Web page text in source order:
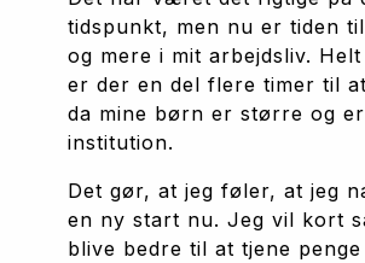
tidspunkt, men nu er tiden
og mere i mit arbejdsliv.
er der en del flere timer til
da mine børn er større og
institution.
Det gør, at jeg føler, at jeg
en ny start nu. Jeg vil kort
blive bedre til at tjene